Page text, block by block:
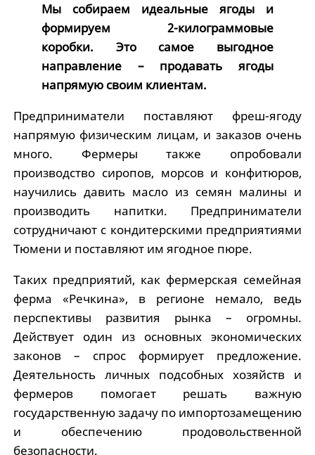
Мы собираем идеальные ягоды и
формируем 2-килограммовые
коробки. Это самое выгодное
направление – продавать ягоды
напрямую своим клиентам.
Предприниматели поставляют фреш-ягоду
напрямую физическим лицам, и заказов очень
много. Фермеры также опробовали
производство сиропов, морсов и конфитюров,
научились давить масло из семян малины и
производить напитки. Предприниматели
сотрудничают с кондитерскими предприятиями
Тюмени и поставляют им ягодное пюре.
Таких предприятий, как фермерская семейная
ферма «Речкина», в регионе немало, ведь
перспективы развития рынка – огромны.
Действует один из основных экономических
законов – спрос формирует предложение.
Деятельность личных подсобных хозяйств и
фермеров помогает решать важную
государственную задачу по импортозамещению
и обеспечению продовольственной
безопасности.